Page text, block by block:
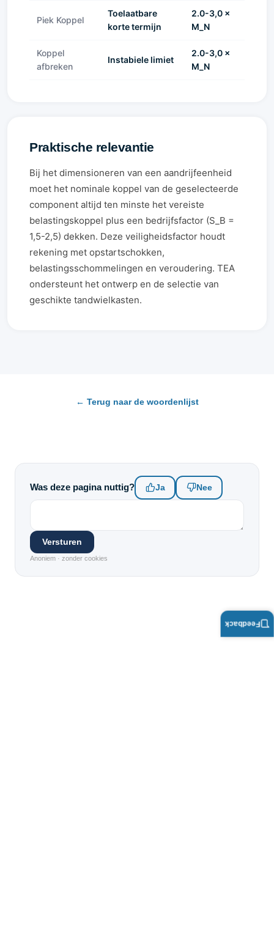
Piek Koppel
Toelaatbare
korte termijn
2.0-3,0 ×
M_N
Koppel
afbreken
Instabiele limiet
2.0-3,0 ×
M_N
Praktische relevantie
Bij het dimensioneren van een aandrijfeenheid
moet het nominale koppel van de geselecteerde
component altijd ten minste het vereiste
belastingskoppel plus een bedrijfsfactor (S_B =
1,5-2,5) dekken. Deze veiligheidsfactor houdt
rekening met opstartschokken,
belastingsschommelingen en veroudering. TEA
ondersteunt het ontwerp en de selectie van
geschikte tandwielkasten.
← Terug naar de woordenlijst
Was deze pagina nuttig? Ja Nee
Versturen
Anoniem · zonder cookies
Feedback